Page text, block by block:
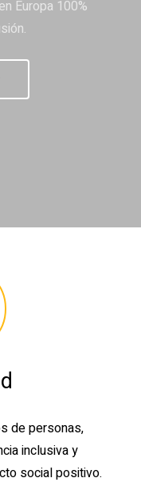
de personas,
inclusiva y
social positivo.
Europa 100%